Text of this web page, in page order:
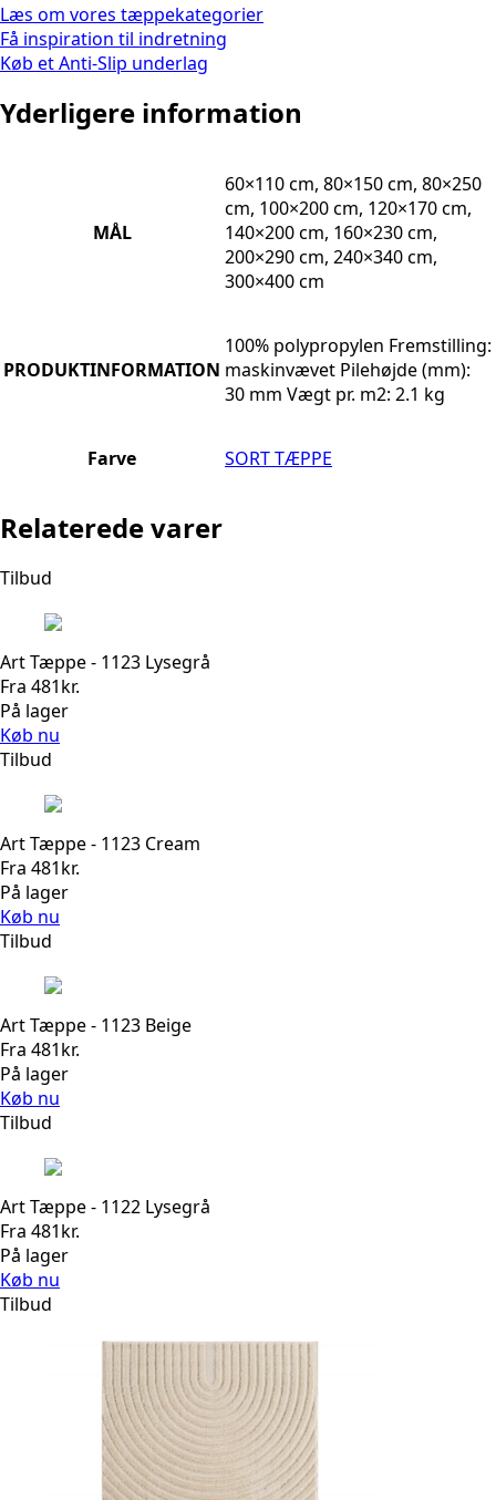
Læs om vores tæppekategorier
Få inspiration til indretning
Køb et Anti-Slip underlag
Yderligere information
MÅL
60×110 cm, 80×150 cm, 80×250
cm, 100×200 cm, 120×170 cm,
140×200 cm, 160×230 cm,
200×290 cm, 240×340 cm,
300×400 cm
PRODUKTINFORMATION
100% polypropylen Fremstilling:
maskinvævet Pilehøjde (mm):
30 mm Vægt pr. m2: 2.1 kg
Farve SORT TÆPPE
Relaterede varer
Tilbud
Art Tæppe - 1123 Lysegrå
Fra 481kr.
På lager
Køb nu
Tilbud
Art Tæppe - 1123 Cream
Fra 481kr.
På lager
Køb nu
Tilbud
Art Tæppe - 1123 Beige
Fra 481kr.
På lager
Køb nu
Tilbud
Art Tæppe - 1122 Lysegrå
Fra 481kr.
På lager
Køb nu
Tilbud